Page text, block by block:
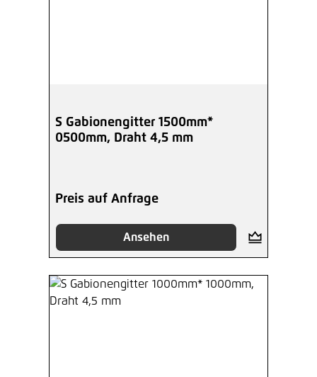
S Gabionengitter 1500mm*
0500mm, Draht 4,5 mm
Preis auf Anfrage
Ansehen